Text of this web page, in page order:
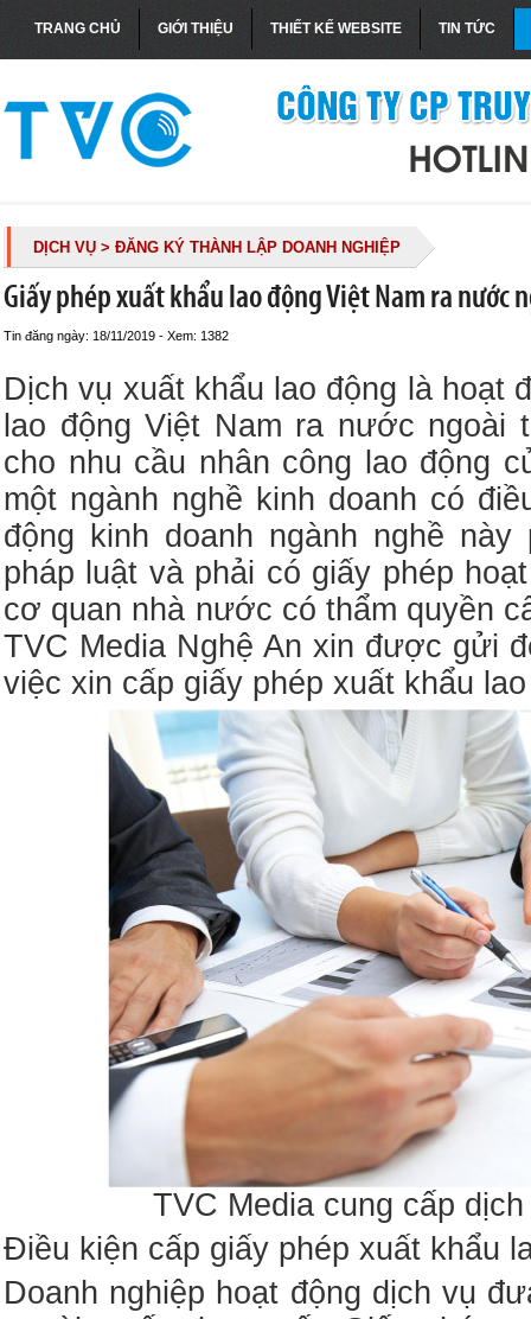
TRANG CHỦ GIỚI THIỆU THIẾT KẾ WEBSITE TIN TỨC
DỊCH VỤ > ĐĂNG KÝ THÀNH LẬP DOANH NGHIỆP
Giấy phép xuất khẩu lao động Việt Nam ra nước
Tin đăng ngày: 18/11/2019 - Xem: 1382
Dịch vụ xuất khẩu lao động là
lao động Việt Nam ra nước
cho nhu cầu nhân công lao động
một ngành nghề kinh doanh có
động kinh doanh ngành nghề
pháp luật và phải có giấy phép
cơ quan nhà nước có thẩm quyền
TVC Media Nghệ An xin được gửi
việc xin cấp giấy phép xuất khẩu
TVC Media cung cấp
Điều kiện cấp giấy phép xuất khẩu
Doanh nghiệp hoạt động dịch vụ